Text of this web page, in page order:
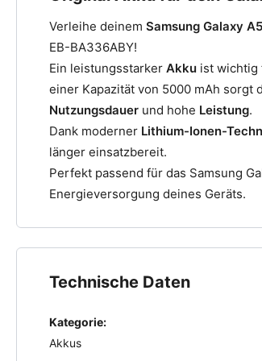
Verleihe deinem Samsung Galaxy
EB-BA336ABY!
Ein leistungsstarker Akku ist wichtig
einer Kapazität von 5000 mAh sorgt
Nutzungsdauer und hohe Leistung.
Dank moderner Lithium-Ionen-
länger einsatzbereit.
Perfekt passend für das Samsung
Energieversorgung deines Geräts.
Technische Daten
Kategorie:
Akkus